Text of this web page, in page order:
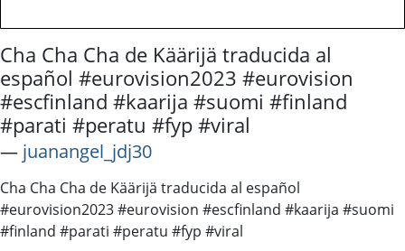
Cha Cha Cha de Käärijä traducida al
español #eurovision2023 #eurovision
#escfinland #kaarija #suomi #finland
#parati #peratu #fyp #viral
― juanangel_jdj30
Cha Cha Cha de Käärijä traducida al español
#eurovision2023 #eurovision #escfinland #kaarija #suomi
#finland #parati #peratu #fyp #viral